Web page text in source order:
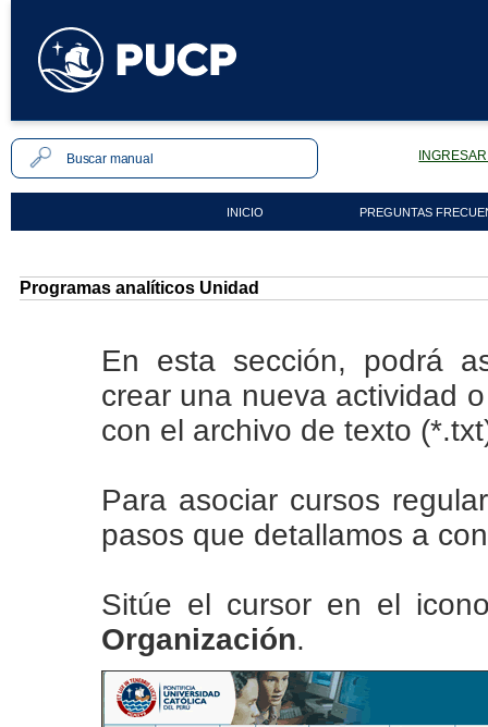
INICIO PREGUNTAS
Programas analíticos Unidad
En esta sección, podrá
crear una nueva actividad
con el archivo de texto
Para asociar cursos
pasos que detallamos a
Sitúe el cursor en el
Organización.